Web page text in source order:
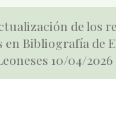
de los
en Bibliografía de
10/04/2026